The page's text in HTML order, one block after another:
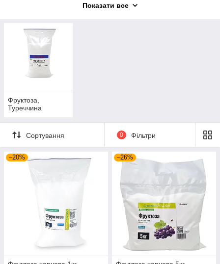
використовують для випічки здобних хлібобулочних
посилює аромат, смак ягід і фруктів в вареннях,
джемах, желе, десертах і напоях
Фармакологія
речовина додається в різні ліки для створення
солодкого смаку
інтоксикації, зневодненні, підвищеному
внутрішньочерепному тиску, для парентерального
Косметологія
використовується в скрабах на жировій основі.
Кристали фруктози відлущують відмерлі клітини шкіри,
позбавляючи від огрубіння і сухості
поширене використання фруктози в цукровій пасті
для шугарингу (депіляції волосся)
застосовується для підсолоджування напоїв
використовують при виробництві сиропів, в
ізотонічних напоях і в питних гелях, алкогольних і
Показати все
Фруктоза,
Туреччина
Сортування 0 Фільтри
–20% –26%